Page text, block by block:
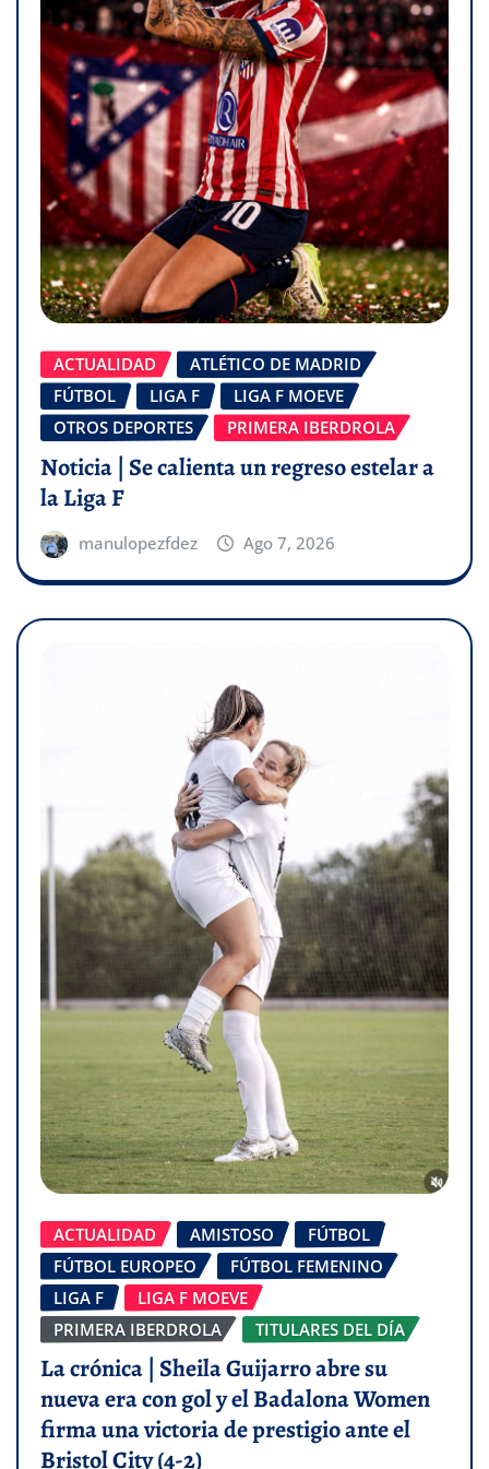
ACTUALIDAD
ATLÉTICO DE MADRID
FÚTBOL
LIGA F
LIGA F MOEVE
OTROS DEPORTES
PRIMERA IBERDROLA
Noticia | Se calienta un regreso estelar a
la Liga F
manulopezfdez Ago 7, 2026
ACTUALIDAD AMISTOSO
FÚTBOL
FÚTBOL EUROPEO
FÚTBOL FEMENINO
LIGA F
LIGA F MOEVE
PRIMERA IBERDROLA
TITULARES DEL DÍA
La crónica | Sheila Guijarro abre su
nueva era con gol y el Badalona Women
firma una victoria de prestigio ante el
Bristol City (4-2)